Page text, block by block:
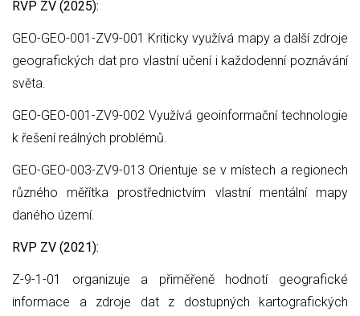
RVP ZV (2025):
GEO-GEO-001-ZV9-001 Kriticky využívá mapy a další zdroje
geografických dat pro vlastní učení i každodenní poznávání
světa.
GEO-GEO-001-ZV9-002 Využívá geoinformační technologie
k řešení reálných problémů.
GEO-GEO-003-ZV9-013 Orientuje se v místech a regionech
různého měřítka prostřednictvím vlastní mentální mapy
daného území.
RVP ZV (2021):
Z-9-1-01 organizuje a přiměřeně hodnotí geografické
informace a zdroje dat z dostupných kartografických